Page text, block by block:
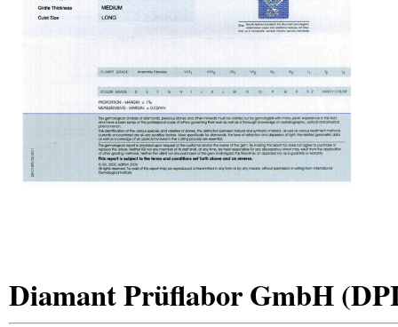
Diamant Prüflabor GmbH